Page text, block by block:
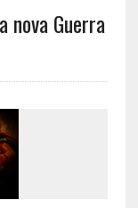
nova Guerra